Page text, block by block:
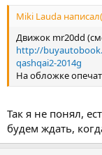
Miki Lauda
Движок mr20dd
http://
qashqai2-2014g
На обложке
Так я не понял,
будем ждать,